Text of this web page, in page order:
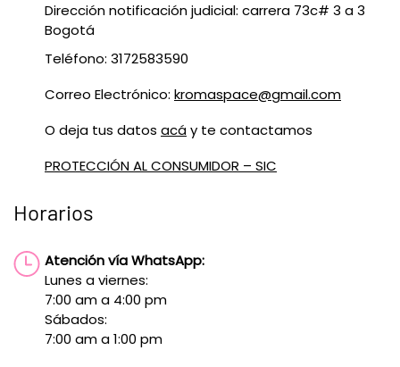
Dirección notificación judicial: carrera 73c# 3 a 3
Bogotá
Teléfono: 3172583590
Correo Electrónico: kromaspace@gmail.com
O deja tus datos acáy te contactamos
PROTECCIÓN AL CONSUMIDOR – SIC
Horarios
Atención vía WhatsApp:
Lunes a viernes:
7:00 am a 4:00 pm
Sábados:
7:00 am a 1:00 pm